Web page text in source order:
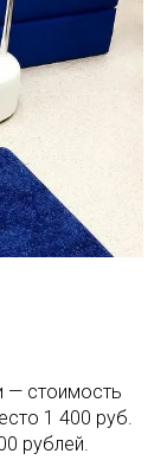
— стоимость
1 400 руб.
рублей.